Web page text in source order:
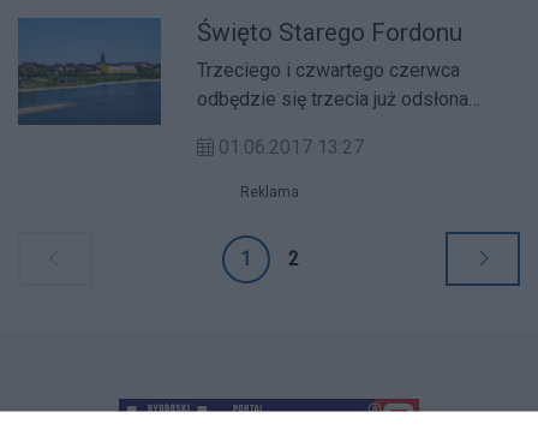
Choinka - Ratujemy Święta!" i będzie
to jarmark na żywo!
Święto Starego Fordonu
Trzeciego i czwartego czerwca
odbędzie się trzecia już odsłona
atrakcji czekających na bydgoszczan
są między innymi rekonstrukcje
kabaretów oraz szereg innych atrakcji.
01.06.2017 13:27
Reklama
1 2